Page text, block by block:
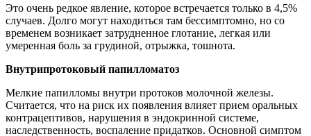
Это очень редкое явление, которое встречается только в 4,5%
случаев. Долго могут находиться там бессимптомно, но со
временем возникает затрудненное глотание, легкая или
умеренная боль за грудиной, отрыжка, тошнота.
Внутрипротоковый папилломатоз
Мелкие папилломы внутри протоков молочной железы.
Считается, что на риск их появления влияет прием оральных
контрацептивов, нарушения в эндокринной системе,
наследственность, воспаление придатков. Основной симптом